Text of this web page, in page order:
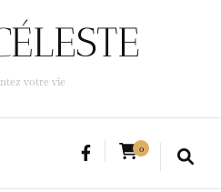
votre vie
0